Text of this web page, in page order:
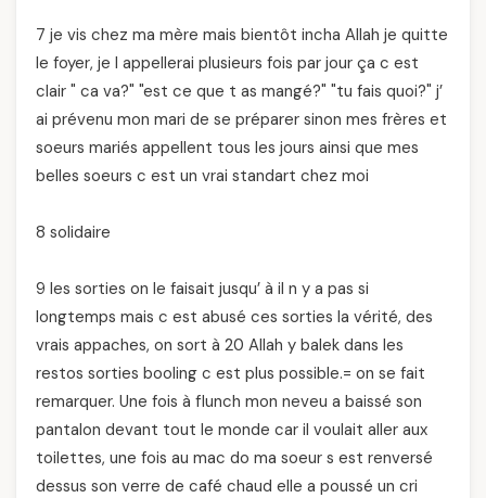
7 je vis chez ma mère mais bientôt incha Allah je quitte
le foyer, je l appellerai plusieurs fois par jour ça c est
clair " ca va?" "est ce que t as mangé?" "tu fais quoi?" j’
ai prévenu mon mari de se préparer sinon mes frères et
soeurs mariés appellent tous les jours ainsi que mes
belles soeurs c est un vrai standart chez moi
8 solidaire
9 les sorties on le faisait jusqu’ à il n y a pas si
longtemps mais c est abusé ces sorties la vérité, des
vrais appaches, on sort à 20 Allah y balek dans les
restos sorties booling c est plus possible.= on se fait
remarquer. Une fois à flunch mon neveu a baissé son
pantalon devant tout le monde car il voulait aller aux
toilettes, une fois au mac do ma soeur s est renversé
dessus son verre de café chaud elle a poussé un cri